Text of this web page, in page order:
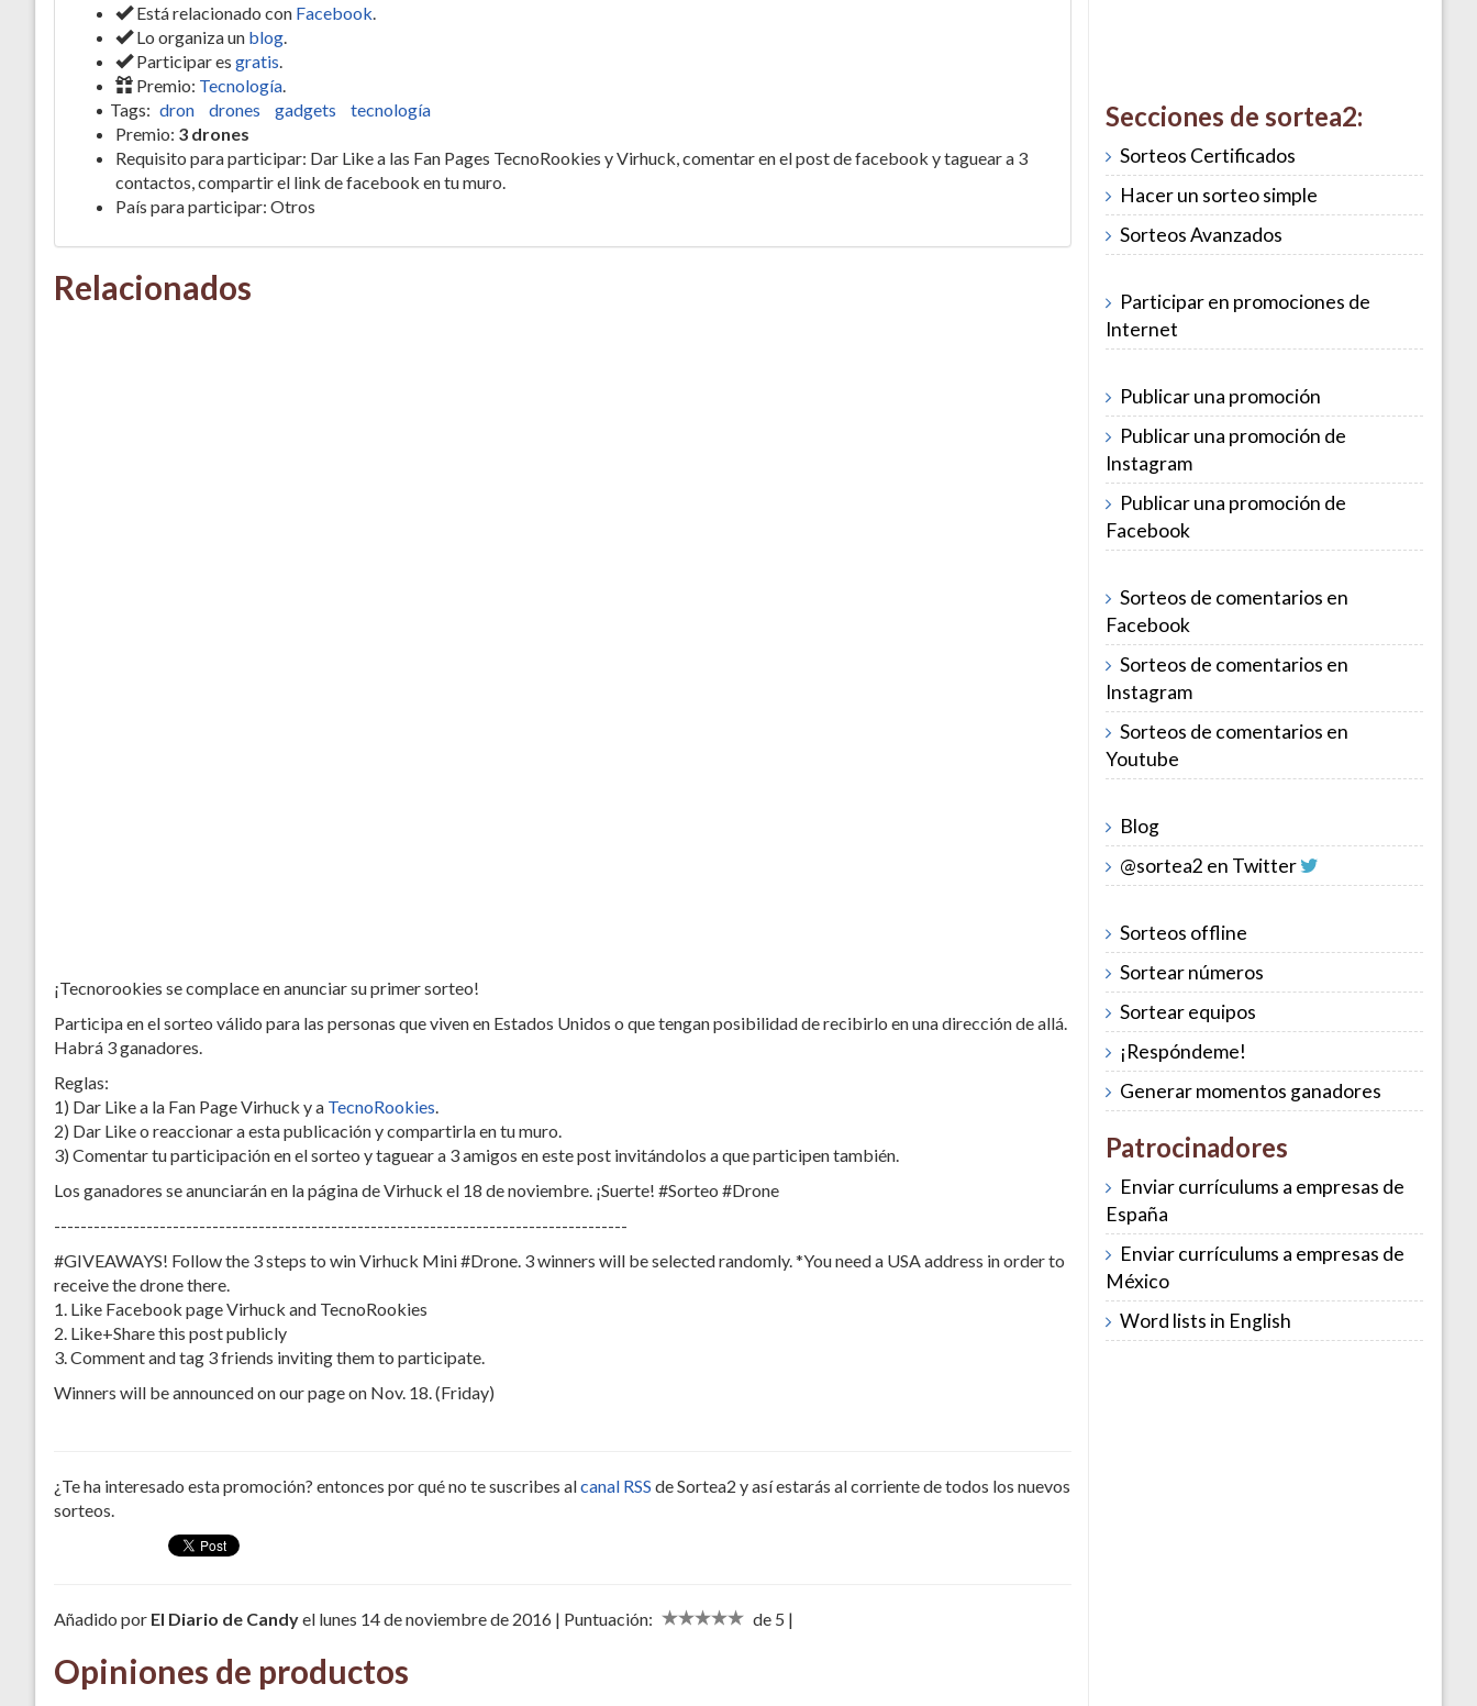
Está relacionado con Facebook.
Lo organiza un blog.
Participar es gratis.
Premio: Tecnología.
Tags: dron drones gadgets
tecnología
Premio: 3 drones
Requisito para participar: Dar Like a las Fan Pages TecnoRookies y Virhuck, comentar en el post de facebook y taguear a 3
contactos, compartir el link de facebook en tu muro.
País para participar: Otros
Relacionados
¡Tecnorookies se complace en anunciar su primer sorteo!
Participa en el sorteo válido para las personas que viven en Estados Unidos o que tengan posibilidad de recibirlo en una dirección de allá.
Habrá 3 ganadores.
Reglas:
1) Dar Like a la Fan Page Virhuck y a TecnoRookies.
2) Dar Like o reaccionar a esta publicación y compartirla en tu muro.
3) Comentar tu participación en el sorteo y taguear a 3 amigos en este post invitándolos a que participen también.
Los ganadores se anunciarán en la página de Virhuck el 18 de noviembre. ¡Suerte! #Sorteo #Drone
---------------------------------------------------------------------------------------
#GIVEAWAYS! Follow the 3 steps to win Virhuck Mini #Drone. 3 winners will be selected randomly. *You need a USA address in order to
receive the drone there.
1. Like Facebook page Virhuck and TecnoRookies
2. Like+Share this post publicly
3. Comment and tag 3 friends inviting them to participate.
Winners will be announced on our page on Nov. 18. (Friday)
¿Te ha interesado esta promoción? entonces por qué no te suscribes alcanal RSS de Sortea2 y así estarás al corriente de todos los nuevos
sorteos.
Añadido por El Diario de Candyel lunes 14 de noviembre de 2016 | Puntuación: de 5 |
Opiniones de productos
Secciones de sortea2:
Sorteos Certificados
Hacer un sorteo simple
Sorteos Avanzados
Participar en promociones de
Internet
Publicar una promoción
Publicar una promoción de
Instagram
Publicar una promoción de
Facebook
Sorteos de comentarios en
Facebook
Sorteos de comentarios en
Instagram
Sorteos de comentarios en
Youtube
Blog
@sortea2 en Twitter
Sorteos offline
Sortear números
Sortear equipos
¡Respóndeme!
Generar momentos ganadores
Patrocinadores
Enviar currículums a empresas de
España
Enviar currículums a empresas de
México
Word lists in English